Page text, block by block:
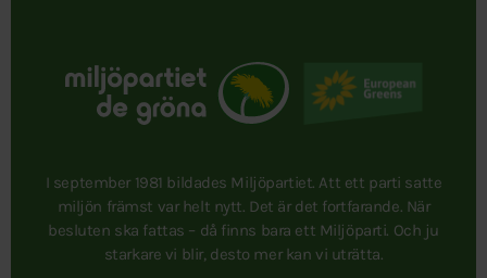
I september 1981 bildades Miljöpartiet. Att ett parti satte
miljön främst var helt nytt. Det är det fortfarande. När
besluten ska fattas – då finns bara ett Miljöparti. Och ju
starkare vi blir, desto mer kan vi uträtta.